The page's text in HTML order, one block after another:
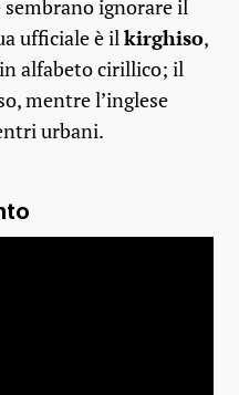
ignorare il
ufficiale è ilkirghiso,
alfabeto cirillico; il
mentre l’inglese
urbani.